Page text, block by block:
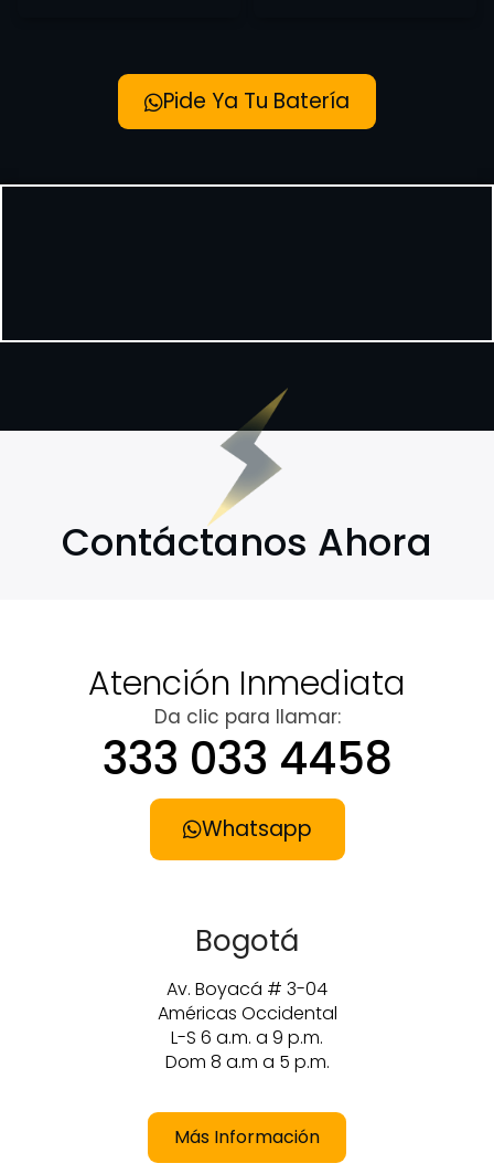
Pide Ya Tu Batería
Contáctanos Ahora
Atención Inmediata
Da clic para llamar:
333 033 4458
Whatsapp
Bogotá
Av. Boyacá # 3-04
Américas Occidental
L-S 6 a.m. a 9 p.m.
Dom 8 a.m a 5 p.m.
Más Información